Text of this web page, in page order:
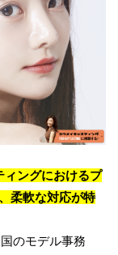
ングにおけるプ
柔軟な対応が特
のモデル事務